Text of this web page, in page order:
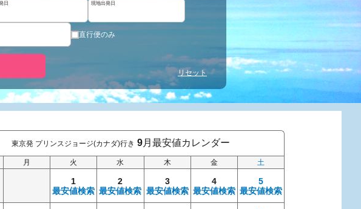
日 現地出発日
直行便のみ
リセット
東京発 プリンスジョージ(カナダ)行き 9月最安値カレンダー
月 火 水 木 金 土
1
最安値検索
2
最安値検索
3
最安値検索
4
最安値検索
5
最安値検索